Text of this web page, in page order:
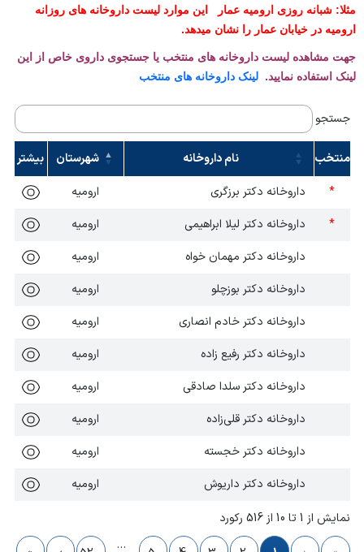
برنامه های توزیع دارو
ریکال
مراکز تحت پوشش
داروخانه های منتخب توزیع تجهیزات
بروز رسانی قیمت
قوانین و مقررات
اطلاعات تماس
معرفی مدیر
قوانین و مقررات
شیرخشک
اطلاعات تماس
تحقیق و توسعه
درباره ما
مطالب آموزشی
درباره ما
تماس با ما
انتقادات و پیشنهادات
مثلا: شبانه روزی ارومیه عمار این موارد لیست داروخانه های روزانه
ارومیه در خیابان عمار را نشان میدهد.
جهت مشاهده لیست داروخانه های منتخب یا جستجوی داروی خاص از این
لینک استفاده نمایید. لینک داروخانه های منتخب
جستجو
منتخب نام داروخانه شهرستان
بیشتر
*
داروخانه دکتر برزگری
ارومیه
*
داروخانه دکتر لیلا ابراهیمی
ارومیه
داروخانه دکتر مهمان خواه
ارومیه
داروخانه دکتر بوزچلو
ارومیه
داروخانه دکتر خادم انصاری
ارومیه
داروخانه دکتر رفیع زاده
ارومیه
داروخانه دکتر سلدا صادقی
ارومیه
داروخانه دکتر قلی‌زاده
ارومیه
داروخانه دکتر خجسته
ارومیه
داروخانه دکتر داریوش
ارومیه
نمایش از 1 تا 10 از 516 رکورد
…